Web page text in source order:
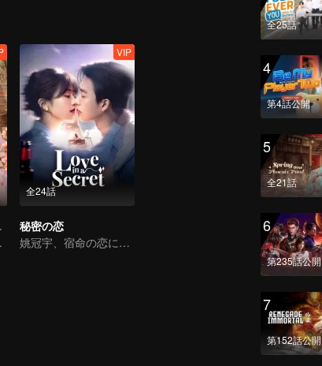
）
全24話
VIP
秘密の恋
姚冠宇、宿命の恋に揺れる
全25話
4
第4話公開
5
全21話
6
第235話公開
7
第152話公開